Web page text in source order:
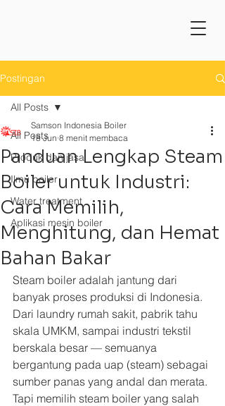
Postingan
All Posts
Produk dan jasa
Ilmu boiler
Water treatment
Aplikasi mesin boiler
All Posts
Panduan Lengkap Steam
Boiler untuk Industri:
Cara Memilih,
Menghitung, dan Hemat
Bahan Bakar
Samson Indonesia Boiler
18 Jun 8 menit membaca
Steam boiler adalah jantung dari
banyak proses produksi di Indonesia.
Dari laundry rumah sakit, pabrik tahu
skala UMKM, sampai industri tekstil
berskala besar — semuanya
bergantung pada uap (steam) sebagai
sumber panas yang andal dan merata.
Tapi memilih steam boiler yang salah